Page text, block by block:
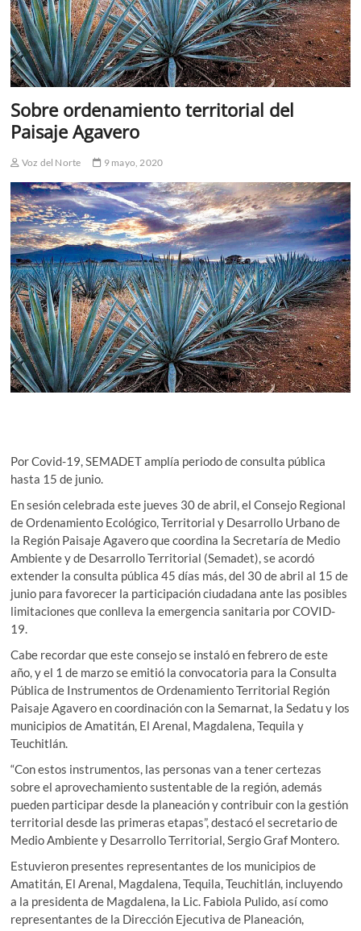
Sobre ordenamiento territorial del
Paisaje Agavero
Voz del Norte 9 mayo, 2020
Por Covid-19, SEMADET amplía periodo de consulta pública
hasta 15 de junio.
En sesión celebrada este jueves 30 de abril, el Consejo Regional
de Ordenamiento Ecológico, Territorial y Desarrollo Urbano de
la Región Paisaje Agavero que coordina la Secretaría de Medio
Ambiente y de Desarrollo Territorial (Semadet), se acordó
extender la consulta pública 45 días más, del 30 de abril al 15 de
junio para favorecer la participación ciudadana ante las posibles
limitaciones que conlleva la emergencia sanitaria por COVID-
19.
Cabe recordar que este consejo se instaló en febrero de este
año, y el 1 de marzo se emitió la convocatoria para la Consulta
Pública de Instrumentos de Ordenamiento Territorial Región
Paisaje Agavero en coordinación con la Semarnat, la Sedatu y los
municipios de Amatitán, El Arenal, Magdalena, Tequila y
Teuchitlán.
“Con estos instrumentos, las personas van a tener certezas
sobre el aprovechamiento sustentable de la región, además
pueden participar desde la planeación y contribuir con la gestión
territorial desde las primeras etapas”, destacó el secretario de
Medio Ambiente y Desarrollo Territorial, Sergio Graf Montero.
Estuvieron presentes representantes de los municipios de
Amatitán, El Arenal, Magdalena, Tequila, Teuchitlán, incluyendo
a la presidenta de Magdalena, la Lic. Fabiola Pulido, así como
representantes de la Dirección Ejecutiva de Planeación,